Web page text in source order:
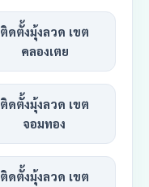
ติดตั้งมุ้งลวด เขต
คลองเตย
ติดตั้งมุ้งลวด เขต
จอมทอง
ติดตั้งมุ้งลวด เขต